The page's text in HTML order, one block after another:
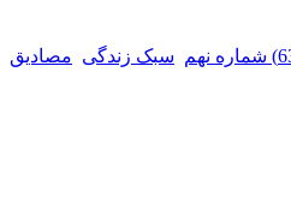
سبک زندگی مصادیق